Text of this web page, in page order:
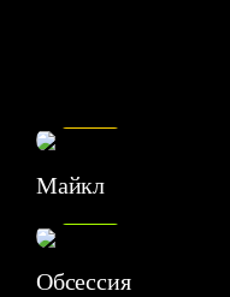
Майкл
8.2
Обсессия